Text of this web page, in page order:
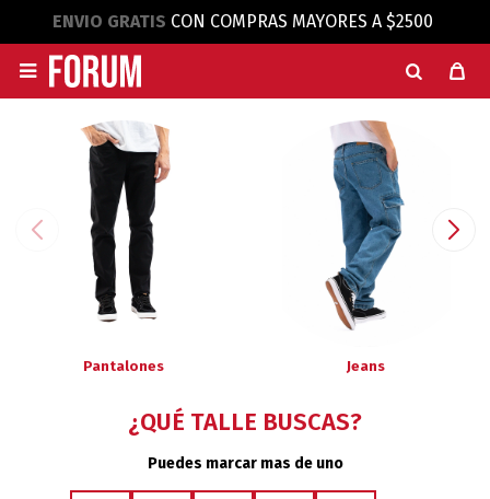
ENVIO GRATIS CON COMPRAS MAYORES A $2500

Pantalones Jeans
¿QUÉ TALLE BUSCAS?
Puedes marcar mas de uno